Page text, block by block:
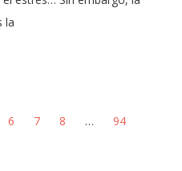
la
6 7 8 … 94